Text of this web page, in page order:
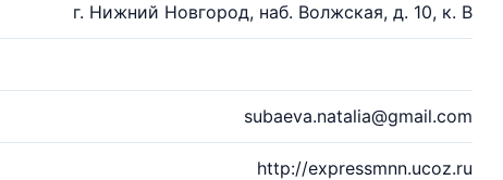
г. Нижний Новгород, наб. Волжская, д. 10, к. В
subaeva.natalia@gmail.com
http://expressmnn.ucoz.ru